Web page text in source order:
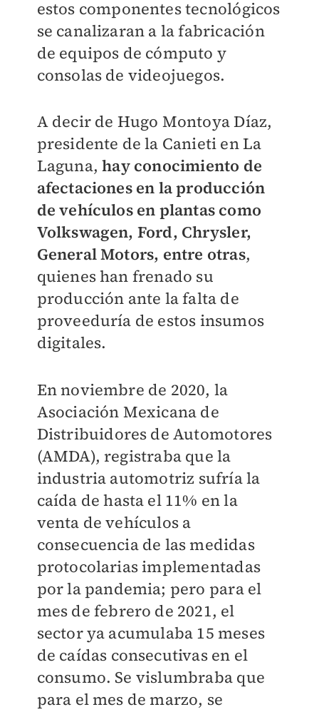
estos componentes tecnológicos
se canalizaran a la fabricación
de equipos de cómputo y
consolas de videojuegos.
A decir de Hugo Montoya Díaz,
presidente de la Canieti en La
Laguna,hay conocimiento de
afectaciones en la producción
de vehículos en plantas como
Volkswagen, Ford, Chrysler,
General Motors, entre otras,
quienes han frenado su
producción ante la falta de
proveeduría de estos insumos
digitales.
En noviembre de 2020, la
Asociación Mexicana de
Distribuidores de Automotores
(AMDA), registraba que la
industria automotriz sufría la
caída de hasta el 11% en la
venta de vehículos a
consecuencia de las medidas
protocolarias implementadas
por la pandemia; pero para el
mes de febrero de 2021, el
sector ya acumulaba 15 meses
de caídas consecutivas en el
consumo. Se vislumbraba que
para el mes de marzo, se